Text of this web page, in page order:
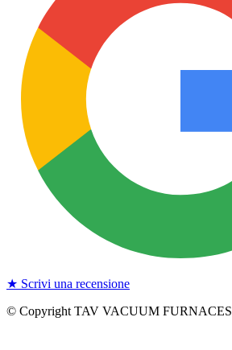
★ Scrivi una recensione
© Copyright TAV VACUUM FURNACES